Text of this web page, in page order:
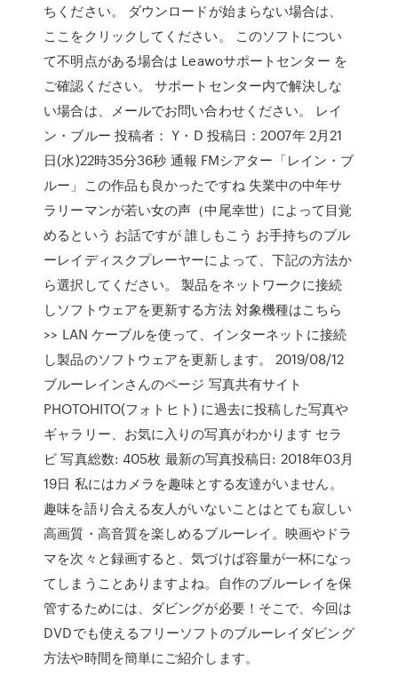
ちください。 ダウンロードが始まらない場合は、
ここをクリックしてください。 このソフトについ
て不明点がある場合は Leawoサポートセンター を
ご確認ください。 サポートセンター内で解決しな
い場合は、メールでお問い合わせください。 レイ
ン・ブルー 投稿者： Y・D 投稿日：2007年 2月21
日(水)22時35分36秒 通報 FMシアター「レイン・ブ
ルー」この作品も良かったですね 失業中の中年サ
ラリーマンが若い女の声（中尾幸世）によって目覚
めるという お話ですが 誰しもこう お手持ちのブル
ーレイディスクプレーヤーによって、下記の方法か
ら選択してください。 製品をネットワークに接続
しソフトウェアを更新する方法 対象機種はこちら
>> LAN ケーブルを使って、インターネットに接続
し製品のソフトウェアを更新します。 2019/08/12
ブルーレインさんのページ 写真共有サイト
PHOTOHITO(フォトヒト) に過去に投稿した写真や
ギャラリー、お気に入りの写真がわかります セラ
ビ 写真総数: 405枚 最新の写真投稿日: 2018年03月
19日 私にはカメラを趣味とする友達がいません。
趣味を語り合える友人がいないことはとても寂しい
高画質・高音質を楽しめるブルーレイ。映画やドラ
マを次々と録画すると、気づけば容量が一杯になっ
てしまうことありますよね。自作のブルーレイを保
管するためには、ダビングが必要！そこで、今回は
DVDでも使えるフリーソフトのブルーレイダビング
方法や時間を簡単にご紹介します。